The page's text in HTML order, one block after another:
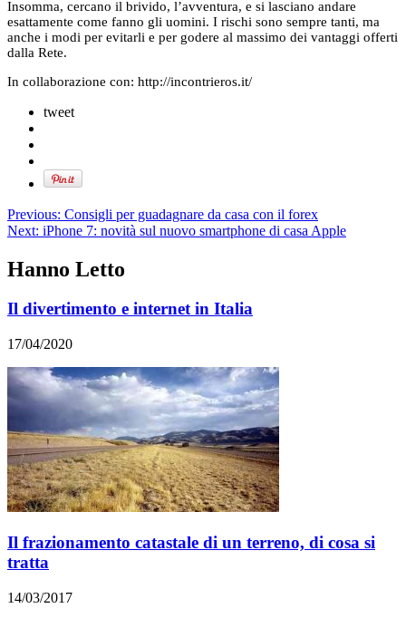
Insomma, cercano il brivido, l’avventura, e si lasciano andare
esattamente come fanno gli uomini. I rischi sono sempre tanti, ma
anche i modi per evitarli e per godere al massimo dei vantaggi offerti
dalla Rete.
In collaborazione con: http://incontrieros.it/
tweet
Previous: Consigli per guadagnare da casa con il forex
Next: iPhone 7: novità sul nuovo smartphone di casa Apple
Hanno Letto
Il divertimento e internet in Italia
17/04/2020
Il frazionamento catastale di un terreno, di cosa si
tratta
14/03/2017